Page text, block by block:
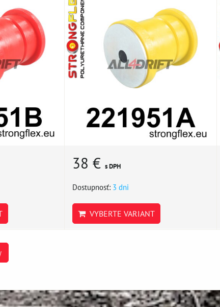
38 € s DPH
Dostupnosť: 3 dni
VYBERTE VARIANT